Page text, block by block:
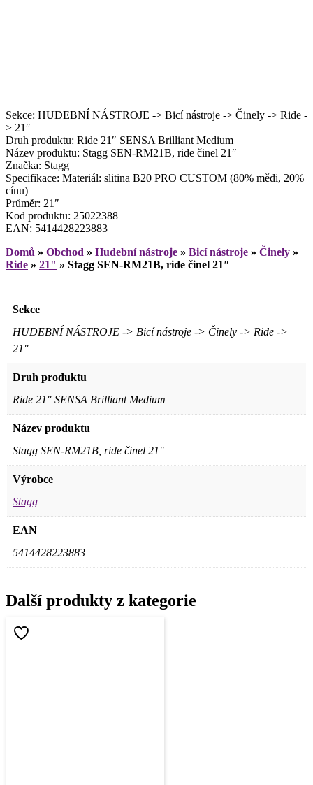
Sekce: HUDEBNÍ NÁSTROJE -> Bicí nástroje -> Činely -> Ride -
> 21″
Druh produktu: Ride 21″ SENSA Brilliant Medium
Název produktu: Stagg SEN-RM21B, ride činel 21″
Značka: Stagg
Specifikace: Materiál: slitina B20 PRO CUSTOM (80% mědi, 20%
cínu)
Průměr: 21″
Kod produktu: 25022388
EAN: 5414428223883
Domů » Obchod » Hudební nástroje » Bicí nástroje » Činely »
Ride » 21" » Stagg SEN-RM21B, ride činel 21″
Sekce
HUDEBNÍ NÁSTROJE -> Bicí nástroje -> Činely -> Ride ->
21"
Druh produktu
Ride 21" SENSA Brilliant Medium
Název produktu
Stagg SEN-RM21B, ride činel 21"
Výrobce
Stagg
EAN
5414428223883
Další produkty z kategorie